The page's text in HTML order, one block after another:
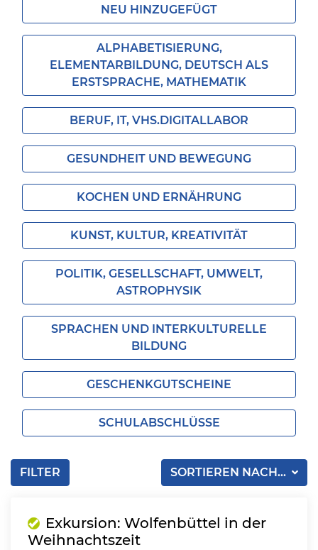
NEU HINZUGEFÜGT
ALPHABETISIERUNG,
ELEMENTARBILDUNG, DEUTSCH ALS
ERSTSPRACHE, MATHEMATIK
BERUF, IT, VHS.DIGITALLABOR
GESUNDHEIT UND BEWEGUNG
KOCHEN UND ERNÄHRUNG
KUNST, KULTUR, KREATIVITÄT
POLITIK, GESELLSCHAFT, UMWELT,
ASTROPHYSIK
SPRACHEN UND INTERKULTURELLE
BILDUNG
GESCHENKGUTSCHEINE
SCHULABSCHLÜSSE
SORTIEREN NACH...
FILTER
Exkursion: Wolfenbüttel in der
Weihnachtszeit